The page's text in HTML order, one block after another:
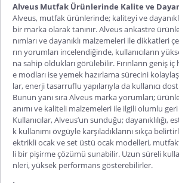
Alveus Mutfak Ürünlerinde Kalite ve
Alveus, mutfak ürünlerinde; kaliteyi ve
bir marka olarak tanınır.Alveus ankastre
nımları ve dayanıklı malzemeleri ile dikkatleri
rın yorumları incelendiğinde, kullanıcıların
na sahip oldukları görülebilir. Fırınların geniş
e modları ise yemek hazırlama sürecini
lar, enerji tasarruflu yapılarıyla da kullanıcı
Bunun yanı sıraAlveus marka yorumları;
anımı ve kaliteli malzemeleri ile ilgili olumlu
Kullanıcılar, Alveus’un sunduğu; dayanıklılığı,
k kullanımı övgüyle karşıladıklarını sıkça
ektrikli ocakve set üstü ocak modelleri,
li bir pişirme çözümü sunabilir. Uzun süreli
nleri, yüksek performans gösterebilirler.